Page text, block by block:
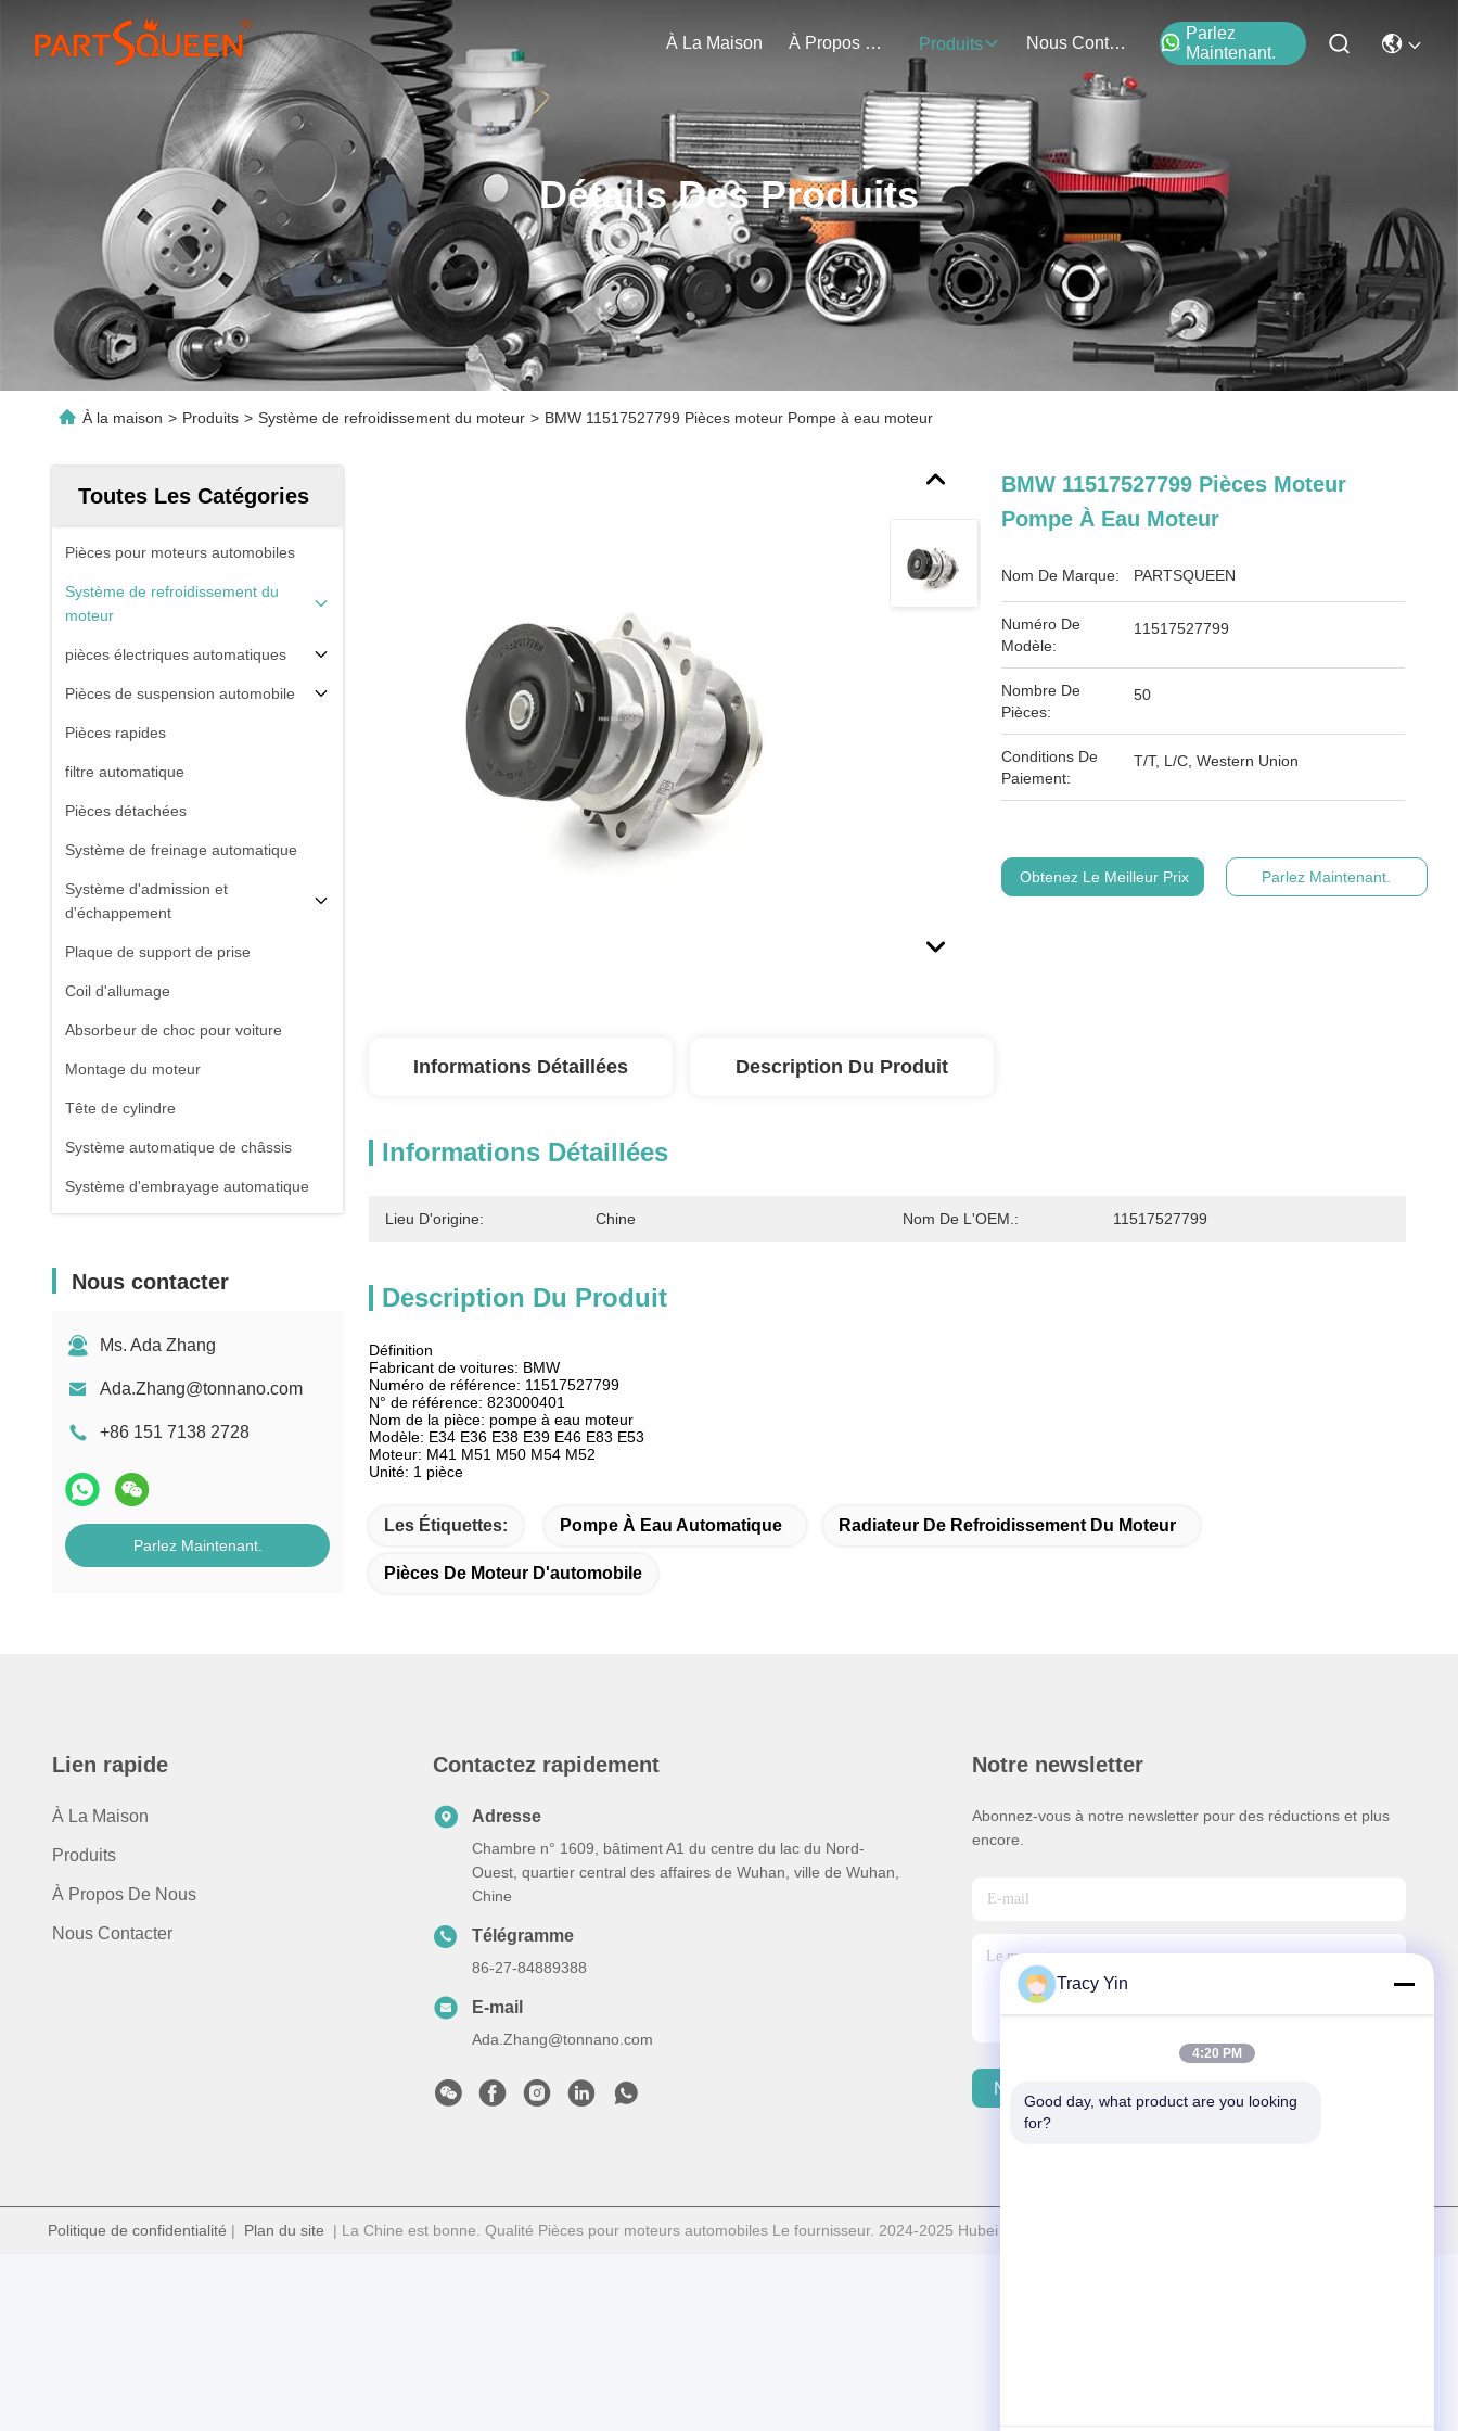
À La Maison À Propos De Nous Produits Nous Contacter
Parlez
Maintenant.
Détails Des Produits
À la maison > Produits > Système de refroidissement du moteur > BMW 11517527799 Pièces moteur Pompe à eau moteur
Toutes Les Catégories
Pièces pour moteurs automobiles
Système de refroidissement du
moteur
pièces électriques automatiques
Pièces de suspension automobile
Pièces rapides
filtre automatique
Pièces détachées
Système de freinage automatique
Système d'admission et
d'échappement
Plaque de support de prise
Coil d'allumage
Absorbeur de choc pour voiture
Montage du moteur
Tête de cylindre
Système automatique de châssis
Système d'embrayage automatique
Nous contacter
Ms. Ada Zhang
Ada.Zhang@tonnano.com
+86 151 7138 2728
Parlez Maintenant.
BMW 11517527799 Pièces Moteur
Pompe À Eau Moteur
Nom De Marque: PARTSQUEEN
Numéro De
Modèle:
11517527799
Nombre De
Pièces:
50
Conditions De
Paiement:
T/T, L/C, Western Union
Obtenez Le Meilleur Prix Parlez Maintenant.
Informations Détaillées Description Du Produit
Informations Détaillées
Lieu D'origine: Chine Nom De L'OEM.: 11517527799
Description Du Produit
Définition
Fabricant de voitures: BMW
Numéro de référence: 11517527799
N° de référence: 823000401
Nom de la pièce: pompe à eau moteur
Modèle: E34 E36 E38 E39 E46 E83 E53
Moteur: M41 M51 M50 M54 M52
Unité: 1 pièce
Les Étiquettes: Pompe À Eau Automatique Radiateur De Refroidissement Du Moteur
Pièces De Moteur D'automobile
Lien rapide
À La Maison
Produits
À Propos De Nous
Nous Contacter
Contactez rapidement
Adresse
Chambre n° 1609, bâtiment A1 du centre du lac du Nord-
Ouest, quartier central des affaires de Wuhan, ville de Wuhan,
Chine
Télégramme
86-27-84889388
E-mail
Ada.Zhang@tonnano.com
Notre newsletter
Abonnez-vous à notre newsletter pour des réductions et plus
encore.
Nous Contacter
Politique de confidentialité | Plan du site | La Chine est bonne. Qualité Pièces pour moteurs automobiles Le fournisseur. 2024-2025 Hubei Tonnano Auto Parts Co., Ltd. Tout. Les droits sont réservés.
Tracy Yin
4:20 PM
Good day, what product are you looking
for?